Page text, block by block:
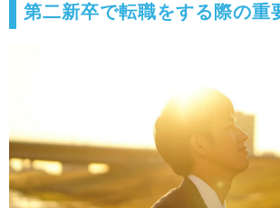
第二新卒で転職をする際の重